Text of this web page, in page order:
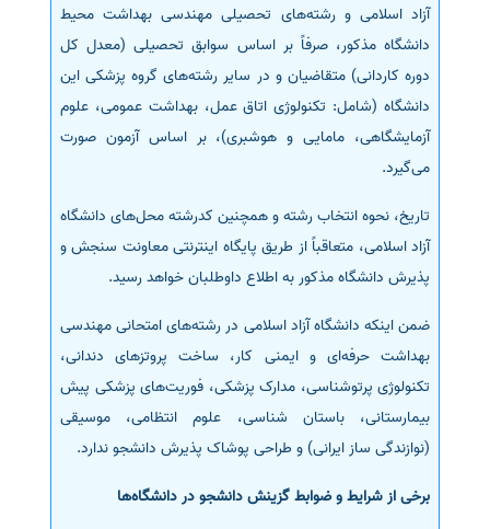
آزاد اسلامی و رشته‌های تحصیلی مهندسی بهداشت محیط
دانشگاه مذکور، صرفاً بر اساس سوابق تحصیلی (معدل کل
دوره کاردانی) متقاضیان و در سایر رشته‌های گروه پزشکی این
دانشگاه (شامل: تکنولوژی اتاق عمل، بهداشت عمومی، علوم
آزمایشگاهی، مامایی و هوشبری)، بر اساس آزمون صورت
می‌گیرد.
تاریخ، نحوه انتخاب رشته و همچنین کدرشته محل‌های دانشگاه
آزاد اسلامی، متعاقباً از طریق پایگاه اینترنتی معاونت سنجش و
پذیرش دانشگاه مذکور به اطلاع داوطلبان خواهد رسید.
ضمن اینکه دانشگاه آزاد اسلامی در رشته‌های امتحانی مهندسی
بهداشت حرفه‌ای و ایمنی کار، ساخت پروتزهای دندانی،
تکنولوژی پرتوشناسی، مدارک پزشکی، فوریت‌های پزشکی پیش
بیمارستانی، باستان شناسی، علوم انتظامی، موسیقی
(نوازندگی ساز ایرانی) و طراحی پوشاک پذیرش دانشجو ندارد.
برخی از شرایط و ضوابط گزینش دانشجو در دانشگاه‌ها